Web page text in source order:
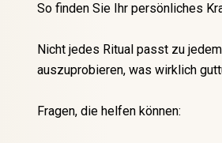
So finden Sie Ihr persönliches
Nicht jedes Ritual passt zu
auszuprobieren, was wirklich
Fragen, die helfen können: